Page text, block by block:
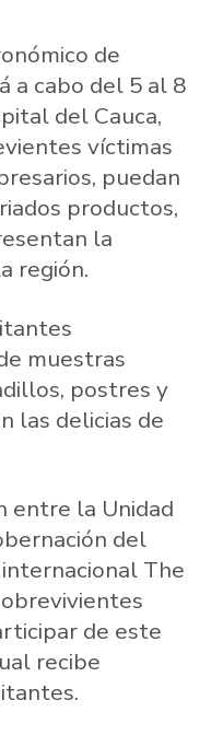
de
a cabo del 5 al 8
del Cauca,
víctimas
puedan
productos,
la
región.
muestras
postres y
las delicias de
entre la Unidad
del
The
de este
recibe